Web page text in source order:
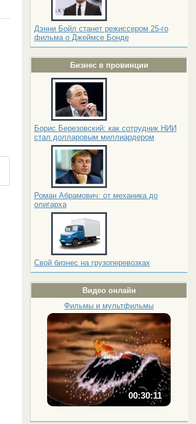
Дэнни Бойл станет режиссером 25-го
фильма о Джеймсе Бонде
Бизнес в провинции
Борис Березовский: как сотрудник НИИ
стал долларовым миллиардером
Роман Абрамович: от механика до
олигарха
Свой бизнес на грузоперевозках
Видео онлайн
Фильмы и мультфильмы
00:30:11